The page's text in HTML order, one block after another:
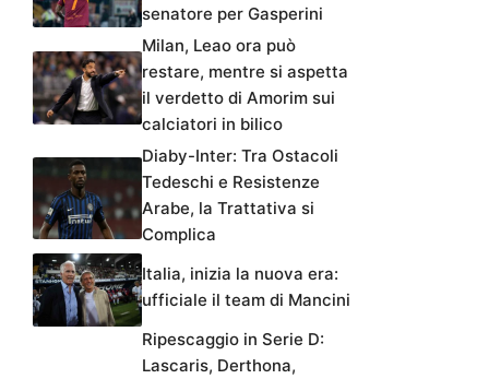
senatore per Gasperini
Milan, Leao ora può
restare, mentre si aspetta
il verdetto di Amorim sui
calciatori in bilico
Diaby-Inter: Tra Ostacoli
Tedeschi e Resistenze
Arabe, la Trattativa si
Complica
Italia, inizia la nuova era:
ufficiale il team di Mancini
Ripescaggio in Serie D:
Lascaris, Derthona,